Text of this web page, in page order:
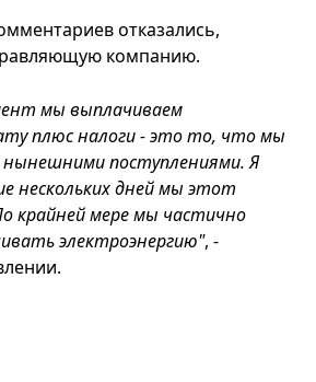
отказались,
компанию.
мы выплачиваем
плюс налоги - это то, что мы
нынешними поступлениями. Я
нескольких дней мы этот
крайней мере мы частично
электроэнергию", -